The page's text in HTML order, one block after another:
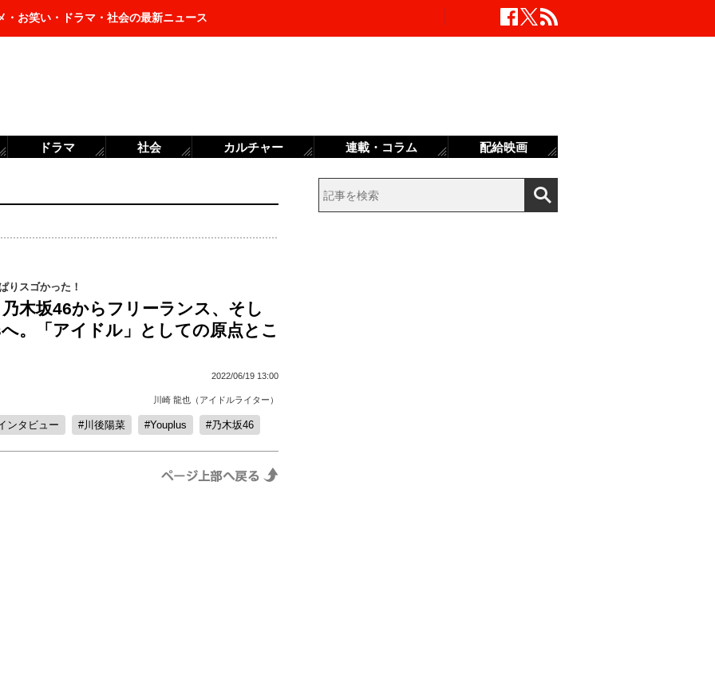
・お笑い・ドラマ・社会の最新ニュース
りスゴかった！
木坂46からフリーランス、そし
。「アイドル」としての原点とこ
2022/06/19 13:00
川崎 龍也（アイドルライター）
ンタビュー 川後陽菜 Youplus 乃木坂46
ドラマ 社会 カルチャー 連載・コラム 配給映画